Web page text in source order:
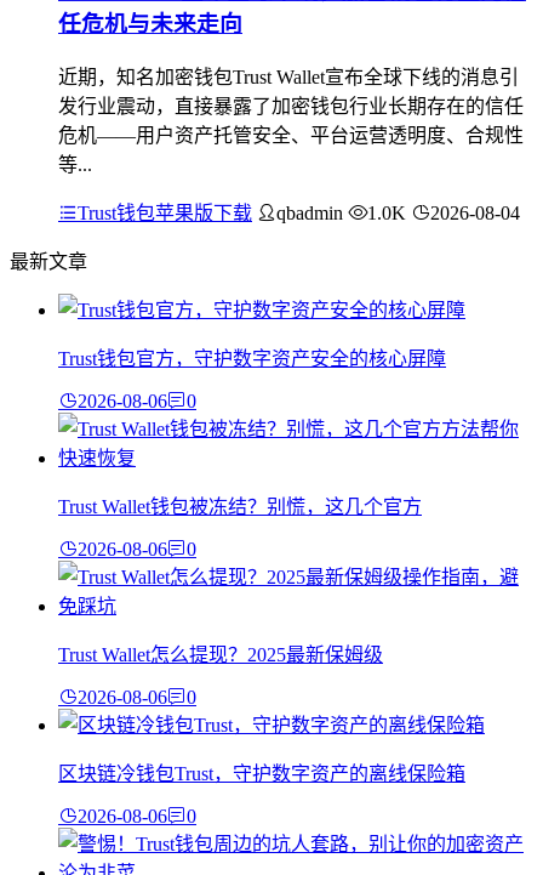
任危机与未来走向
近期，知名加密钱包Trust Wallet宣布全球下线的消息引
发行业震动，直接暴露了加密钱包行业长期存在的信任
危机——用户资产托管安全、平台运营透明度、合规性
等...
Trust钱包苹果版下载 qbadmin 1.0K 2026-08-04
最新文章
Trust钱包官方，守护数字资产安全的核心屏障
2026-08-06 0
Trust Wallet钱包被冻结？别慌，这几个官方
2026-08-06 0
Trust Wallet怎么提现？2025最新保姆级
2026-08-06 0
区块链冷钱包Trust，守护数字资产的离线保险箱
2026-08-06 0